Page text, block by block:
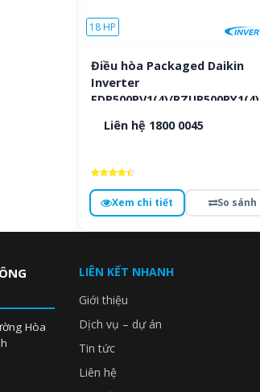
18 HP
Điều hòa Packaged Daikin
Inverter
FDR500PV1(4)/RZUR500PY1(4)
Liên hệ 1800 0045
hạng
4.6
5 saoXem chi tiết So sánh
Hòa
LIÊN KẾT NHANH
Giới thiệu
Dịch vụ – dự án
Tin tức
Liên hệ